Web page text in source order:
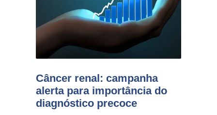
Câncer renal: campanha
alerta para importância do
diagnóstico precoce